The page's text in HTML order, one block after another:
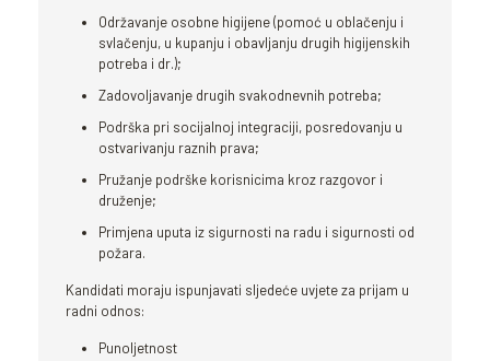
Održavanje osobne higijene (pomoć u oblačenju i
svlačenju, u kupanju i obavljanju drugih higijenskih
potreba i dr.);
Zadovoljavanje drugih svakodnevnih potreba;
Podrška pri socijalnoj integraciji, posredovanju u
ostvarivanju raznih prava;
Pružanje podrške korisnicima kroz razgovor i
druženje;
Primjena uputa iz sigurnosti na radu i sigurnosti od
požara.
Kandidati moraju ispunjavati sljedeće uvjete za prijam u
radni odnos:
Punoljetnost